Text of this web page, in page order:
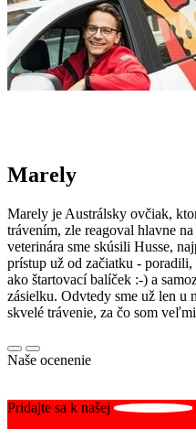
Marely
Marely je Austrálsky ovčiak,
trávením, zle reagoval hlavne
veterinára sme skúsili Husse,
prístup už od začiatku -
ako štartovací balíček :-) a
zásielku. Odvtedy sme už len u
skvelé trávenie, za čo som
Naše ocenenie
Pridajte sa k našej